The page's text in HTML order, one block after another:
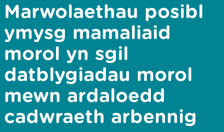
Marwolaethau posibl
ymysg mamaliaid
morol yn sgil
datblygiadau morol
mewn ardaloedd
cadwraeth arbennig